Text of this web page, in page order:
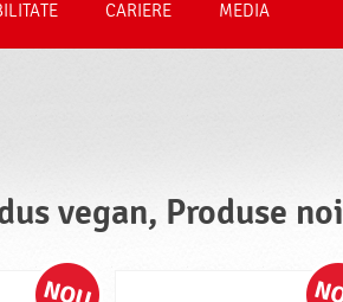
CARIERE MEDIA
vegan, Produse noi